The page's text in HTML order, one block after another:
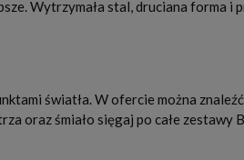
Wytrzymała stal, druciana forma
światła. W ofercie można
oraz śmiało sięgaj po całe